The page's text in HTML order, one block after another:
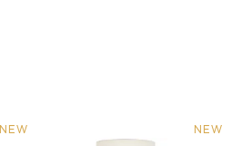
NEW NEW